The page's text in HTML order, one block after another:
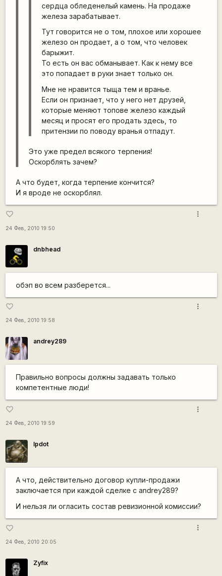
сердца обледенелый камень. На продаже
железа зарабатывает.
Тут говорится не о том, плохое или хорошее
железо он продает, а о том, что человек
барыжит.
То есть он вас обманывает. Как к нему все
это попадает в руки знает только он.
Мне не нравится тыща тем и вранье.
Если он признает, что у него нет друзей,
которые меняют топове железо каждый
месяц и просят его продать здесь, то
притензии по поводу вранья отпадут.
Это уже предел всякого терпения!
Оскорблять зачем?
А что будет, когда терпение кончится?
И я вроде не оскорблял.
favorite_border
24 Фев, 2010 19:50
more_vert
dnbhead
обэп во всем разберется...
favorite_border
24 Фев, 2010 19:58
more_vert
andrey289
Правильно вопросы должны задавать только
компетентные люди!
favorite_border
24 Фев, 2010 19:59
more_vert
lpdot
А что, действительно договор купли-продажи
заключается при каждой сделке с andrey289?
И нельзя ли огласить состав ревизионной комиссии?
favorite_border
24 Фев, 2010 20:05
more_vert
Zyfix